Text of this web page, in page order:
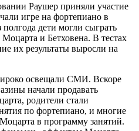
Раушер приняли участие
игре на фортепиано в
дети могли сыграть
и Бетховена. В тестах
их результаты выросли на
освещали СМИ. Вскоре
начали продавать
родители стали
по фортепиано, и многие
в программу занятий.